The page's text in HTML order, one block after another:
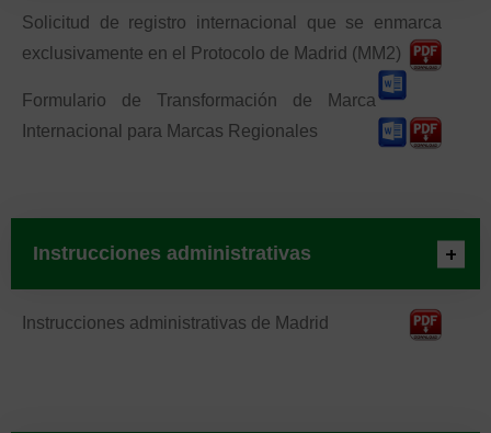
Solicitud de registro internacional que se enmarca
exclusivamente en el Protocolo de Madrid (MM2)
Formulario de Transformación de Marca
Internacional para Marcas Regionales
Instrucciones administrativas
Instrucciones administrativas de Madrid